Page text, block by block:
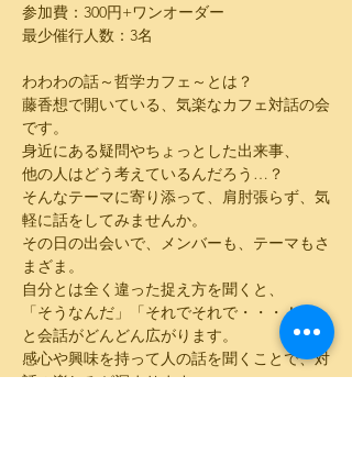
参加費：300円+ワンオーダー
最少催行人数：3名
わわわの話～哲学カフェ～とは？
藤香想で開いている、気楽なカフェ対話の会
です。
身近にある疑問やちょっとした出来事、
他の人はどう考えているんだろう…？
そんなテーマに寄り添って、肩肘張らず、気
軽に話をしてみませんか。
その日の出会いで、メンバーも、テーマもさ
まざま。
自分とは全く違った捉え方を聞くと、
「そうなんだ」「それでそれで・・・！」
と会話がどんどん広がります。
感心や興味を持って人の話を聞くことで、対
話の楽しみが深まります。